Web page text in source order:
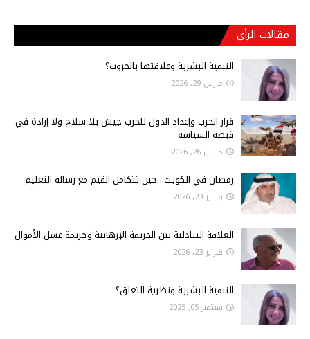
مقالات الرأي
التنمية البشرية وعلاقتها بالحروب؟
مارس 29, 2026
قرار الحرب وإعداد الدول للحرب جيش بلا سلاح ولا إرادة في
قبضة السياسة
مارس 26, 2026
رمضان في الكويت.. حين تتكامل القيم مع رسالة التعليم
فبراير 23, 2026
العلاقة التبادلية بين الجريمة الإرهابية وجريمة غسل الأموال
فبراير 23, 2026
التنمية البشرية ونظرية التعلق؟
سبتمبر 05, 2025